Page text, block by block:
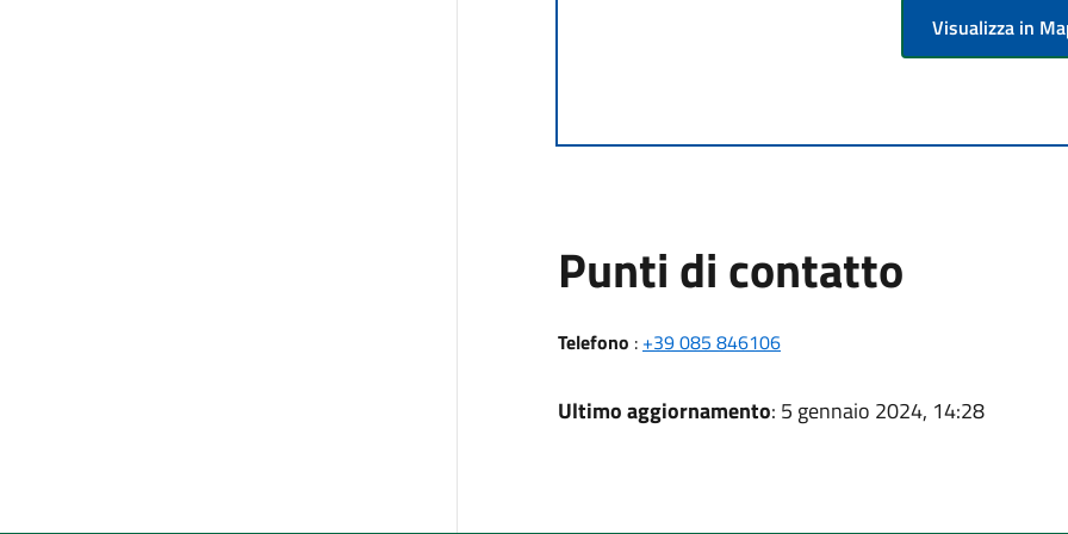
Visualizza in
Punti di contatto
Telefono : +39 085 846106
Ultimo aggiornamento: 5 gennaio 2024, 14:28